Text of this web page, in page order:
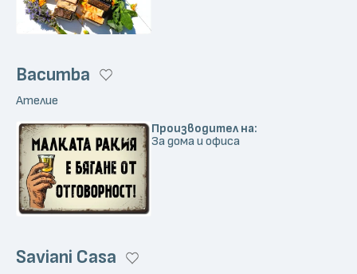
Bacumba
Ателие
Производител на:
За дома и офиса
Saviani Casa